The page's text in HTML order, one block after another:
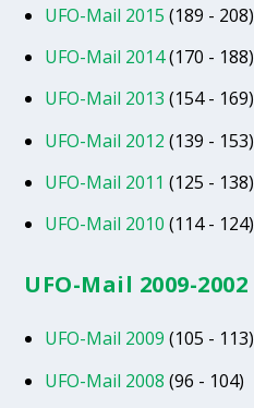
UFO-Mail 2015 (189 - 208)
UFO-Mail 2014(170 - 188)
UFO-Mail 2013 (154 - 169)
UFO-Mail 2012 (139 - 153)
UFO-Mail 2011 (125 - 138)
UFO-Mail 2010 (114 - 124)
UFO-Mail 2009-2002
UFO-Mail 2009 (105 - 113)
UFO-Mail 2008 (96 - 104)